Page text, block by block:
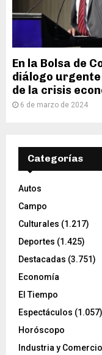
En la Bolsa de
diálogo
de la crisis
6 de marzo de 2024
Categorías
Autos
Campo
Culturales (1.217)
Deportes (1.425)
Destacadas (3.751)
Economía
El Tiempo
Espectáculos (1.057)
Horóscopo
Industria y Comercio